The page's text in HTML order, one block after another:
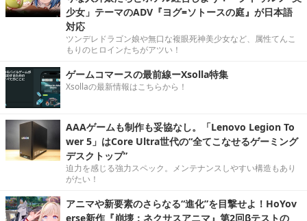
少女」テーマのADV『ヨグ=ソトースの庭』が日本語
対応
ツンデレドラゴン娘や無口な複眼死神美少女など、属性てんこ
もりのヒロインたちがアツい！
ゲームコマースの最前線ーXsolla特集
Xsollaの最新情報はこちらから！
AAAゲームも制作も妥協なし。「Lenovo Legion To
wer 5」はCore Ultra世代の“全てこなせるゲーミング
デスクトップ”
迫力を感じる強力スペック。メンテナンスしやすい構造もあり
がたい！
アニマや新要素のさらなる“進化”を目撃せよ！HoYov
erse新作『崩壊：ネクサスアニマ』第2回βテストの